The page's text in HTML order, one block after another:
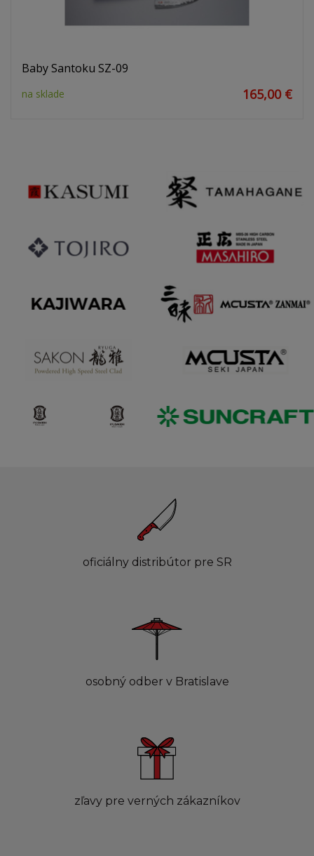
Baby Santoku SZ-09
na sklade 165,00 €
oficiálny distribútor pre SR
osobný odber v Bratislave
zľavy pre verných zákazníkov